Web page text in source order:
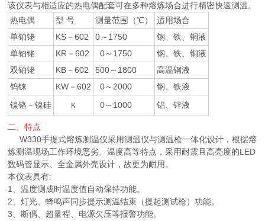
该仪表与相适应的热电偶配套可在多种熔炼场合进行精密快速测温。
热电偶
型 号 测量范围（℃）
适用场合
单铂铑
KS－602 0～1750
钢、铁、铜液
单铂铑
KR－602 0～1750
钢、铁、铜液
双铂铑
KB－602 500～1800
高温钢液
钨铼
KW－602 0～2000
钢、铁液
镍铬－镍硅
K 0～1000 铝、锌液
二、特点
W330手提式熔炼测温仪采用测温仪与测温枪一体化设计，根据熔
炼测温现场工作环境恶劣、温度高等特点，采用耐震且高亮度的LED
数码管显示、全金属外壳设计，故更为耐用。
本仪表具有:
1、温度测成时温度值自动保持功能。
2、灯光、蜂鸣声同步提示测温结束（提起测试枪）功能。
3、断偶、超量程、电源欠压等报警功能。